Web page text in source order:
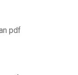
pdf